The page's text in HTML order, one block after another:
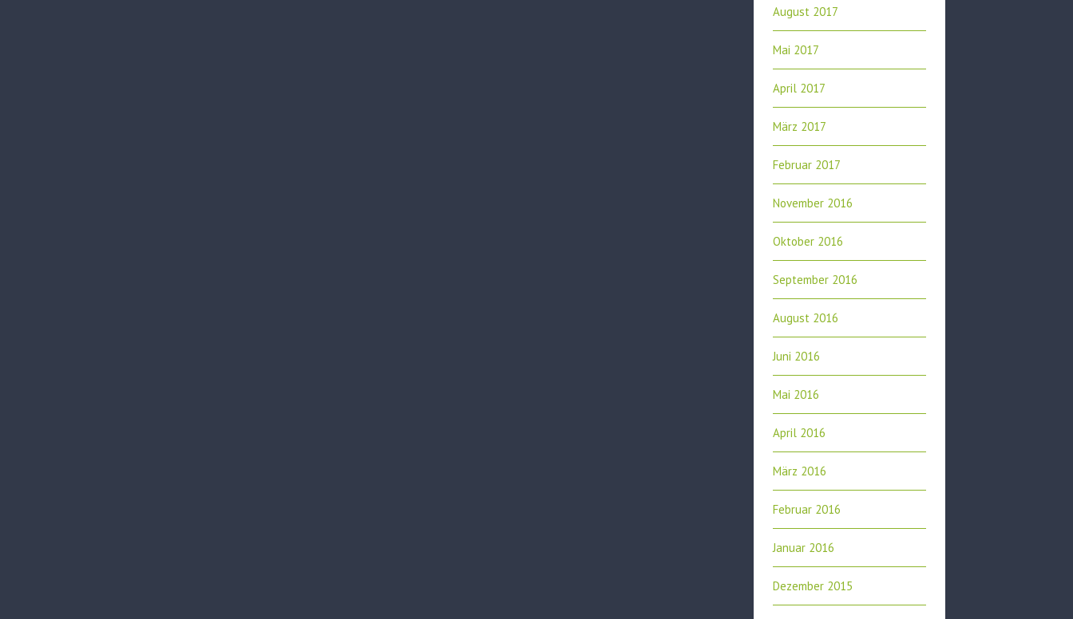
August 2017
Mai 2017
April 2017
März 2017
Februar 2017
November 2016
Oktober 2016
September 2016
August 2016
Juni 2016
Mai 2016
April 2016
März 2016
Februar 2016
Januar 2016
Dezember 2015